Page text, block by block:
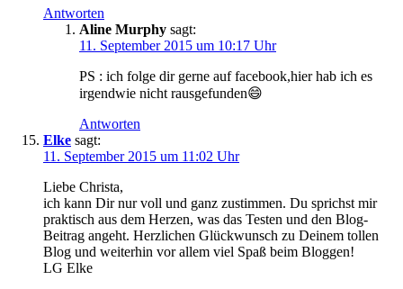
Antworten
Aline Murphy sagt:
11. September 2015 um 10:17 Uhr
PS : ich folge dir gerne auf facebook,hier hab ich es
irgendwie nicht rausgefunden😄
Antworten
Elke sagt:
11. September 2015 um 11:02 Uhr
Liebe Christa,
ich kann Dir nur voll und ganz zustimmen. Du sprichst mir
praktisch aus dem Herzen, was das Testen und den Blog-
Beitrag angeht. Herzlichen Glückwunsch zu Deinem tollen
Blog und weiterhin vor allem viel Spaß beim Bloggen!
LG Elke